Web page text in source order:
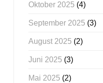
Oktober 2025 (4)
September 2025 (3)
August 2025 (2)
Juni 2025 (3)
Mai 2025 (2)